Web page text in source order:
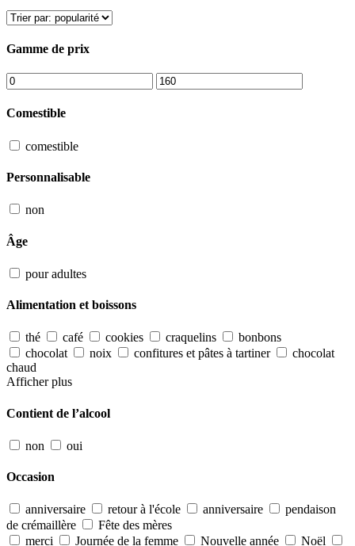
Gamme de prix
Comestible
comestible
Personnalisable
non
Âge
pour adultes
Alimentation et boissons
thé café cookies craquelins
bonbons
chocolat
noix confitures et pâtes à tartiner
chocolat
chaud
Afficher plus
Contient de l’alcool
non oui
Occasion
anniversaire retour à l'école anniversaire
pendaison
de crémaillère
Fête des mères
merci
Journée de la femme Nouvelle année
Noël